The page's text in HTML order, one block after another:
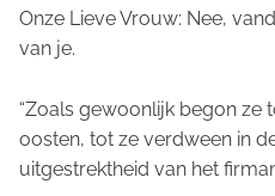
Onze Lieve Vrouw: Nee,
van je.
“Zoals gewoonlijk begon ze
oosten, tot ze verdween in
uitgestrektheid van het